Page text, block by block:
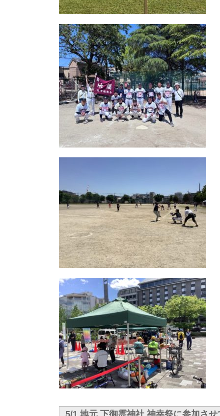
5/1 地元 下御霊神社 神幸祭に参加さ